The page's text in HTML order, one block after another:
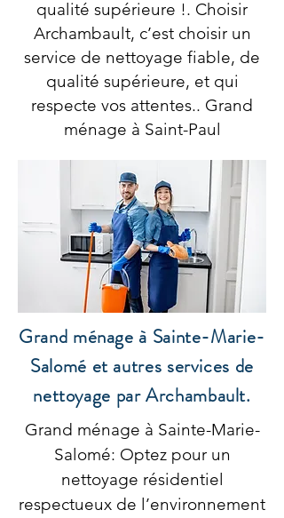
qualité supérieure !. Choisir
Archambault, c’est choisir un
service de nettoyage fiable, de
qualité supérieure, et qui
respecte vos attentes.. Grand
ménage à Saint-Paul
Grand ménage à Sainte-Marie-
Salomé et autres services de
nettoyage par Archambault.
Grand ménage à Sainte-Marie-
Salomé: Optez pour un
nettoyage résidentiel
respectueux de l’environnement